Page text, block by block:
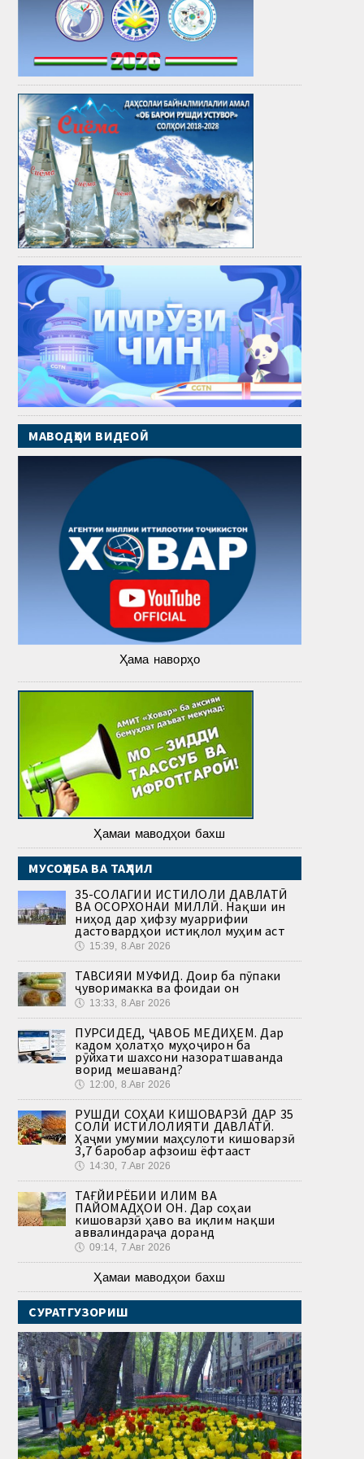
МАВОДҲОИ ВИДЕОӢ
Ҳама наворҳо
Ҳамаи маводҳои бахш
МУСОҲИБА ВА ТАҲЛИЛ
35-СОЛАГИИ ИСТИҚЛОЛИ ДАВЛАТӢ
ВА ОСОРХОНАИ МИЛЛӢ. Нақши ин
ниҳод дар ҳифзу муаррифии
дастовардҳои истиқлол муҳим аст
🕔 15:39, 8.Авг 2026
ТАВСИЯИ МУФИД. Доир ба пӯпаки
ҷуворимакка ва фоидаи он
🕔 13:33, 8.Авг 2026
ПУРСИДЕД, ҶАВОБ МЕДИҲЕМ. Дар
кадом ҳолатҳо муҳоҷирон ба
рӯйхати шахсони назоратшаванда
ворид мешаванд?
🕔 12:00, 8.Авг 2026
РУШДИ СОҲАИ КИШОВАРЗӢ ДАР 35
СОЛИ ИСТИҚЛОЛИЯТИ ДАВЛАТӢ.
Ҳаҷми умумии маҳсулоти кишоварзӣ
3,7 баробар афзоиш ёфтааст
🕔 14:30, 7.Авг 2026
ТАҒЙИРЁБИИ ИҚЛИМ ВА
ПАЙОМАДҲОИ ОН. Дар соҳаи
кишоварзӣ ҳаво ва иқлим нақши
аввалиндараҷа доранд
🕔 09:14, 7.Авг 2026
Ҳамаи маводҳои бахш
СУРАТГУЗОРИШ